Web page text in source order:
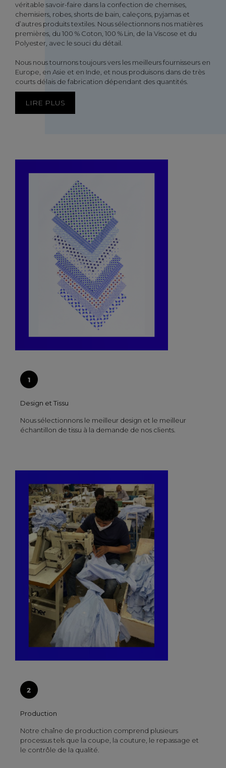
véritable savoir-faire dans la confection de chemises,
chemisiers, robes, shorts de bain, caleçons, pyjamas et
d’autres produits textiles. Nous sélectionnons nos matières
premières, du 100 % Coton, 100 % Lin, de la Viscose et du
Polyester, avec le souci du détail.
Nous nous tournons toujours vers les meilleurs fournisseurs en
Europe, en Asie et en Inde, et nous produisons dans de très
courts délais de fabrication dépendant des quantités.
LIRE PLUS
Design et Tissu
Nous sélectionnons le meilleur design et le meilleur
échantillon de tissu à la demande de nos clients.
Production
Notre chaîne de production comprend plusieurs
processus tels que la coupe, la couture, le repassage et
le contrôle de la qualité.